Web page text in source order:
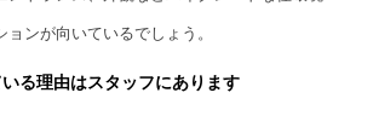
ンが向いているでしょう。
る理由はスタッフにあります